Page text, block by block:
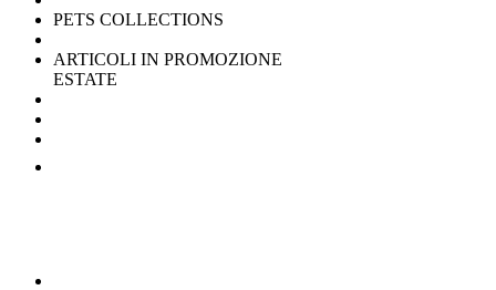
PETS COLLECTIONS
ARTICOLI IN PROMOZIONE
ESTATE